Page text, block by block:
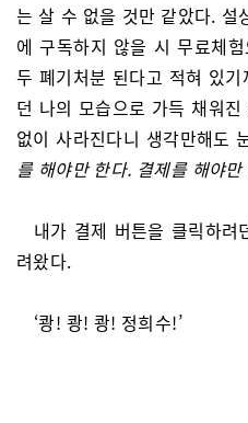
는 살 수 없을 것만 같았다. 설
에 구독하지 않을 시 무료체
두 폐기처분 된다고 적혀 있
던 나의 모습으로 가득 채워
없이 사라진다니 생각만해도
를 해야만 한다. 결제를 해야
내가 결제 버튼을 클릭하
려왔다.
‘쾅! 쾅! 쾅! 정희수!’